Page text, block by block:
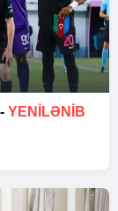
YENİLƏNİB